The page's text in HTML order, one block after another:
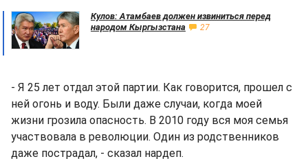
Кулов: Атамбаев должен извиниться перед
народом Кыргызстана
27
- Я 25 лет отдал этой партии. Как говорится, прошел с
ней огонь и воду. Были даже случаи, когда моей
жизни грозила опасность. В 2010 году вся моя семья
участвовала в революции. Один из родственников
даже пострадал, - сказал нардеп.